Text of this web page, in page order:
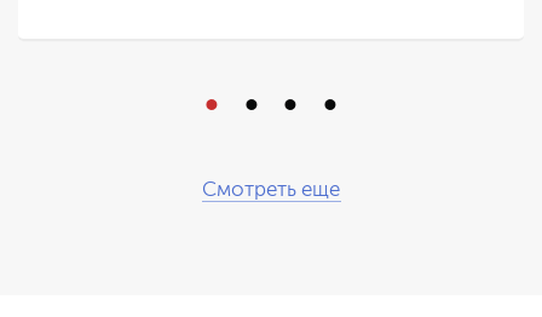
Смотреть еще